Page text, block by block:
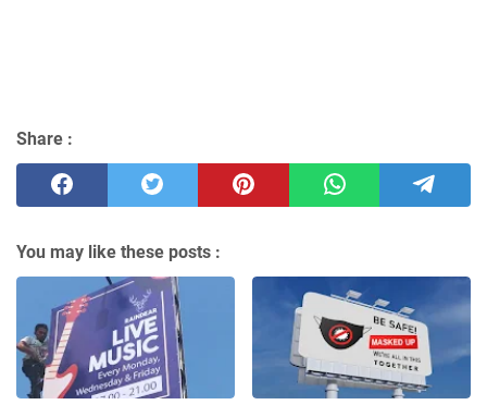
Share :
You may like these posts :